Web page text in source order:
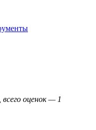
оценок — 1